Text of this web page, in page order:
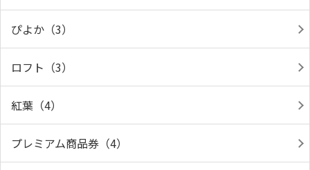
ぴよか（3）
ロフト（3）
紅葉（4）
プレミアム商品券（4）